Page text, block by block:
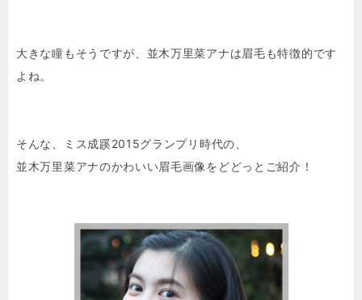
大きな瞳もそうですが、並木万里菜アナは眉毛も特徴的です
よね。
そんな、ミス成蹊2015グランプリ時代の、
並木万里菜アナのかわいい眉毛画像をどどっとご紹介！